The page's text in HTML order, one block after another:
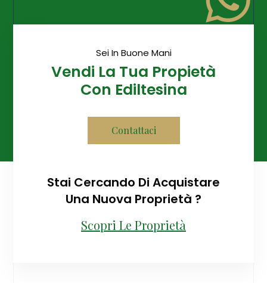
Sei In Buone Mani
Vendi La Tua Propietà
Con Ediltesina
Contattaci
Stai Cercando Di Acquistare
Una Nuova Proprietà ?
Scopri Le Proprietà